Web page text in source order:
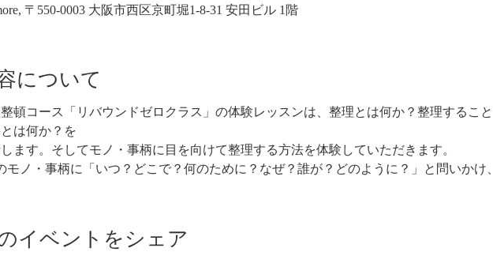
〒550-0003 大阪市西区京町堀1-8-31 安田ビル 1階
について
頓コース「リバウンドゼロクラス」の体験レッスンは、整理とは何か？整理するこ
は何か？を
ます。そしてモノ・事柄に目を向けて整理する方法を体験していただきます。
モノ・事柄に「いつ？どこで？何のために？なぜ？誰が？どのように？」と問いかけ
イベントをシェア